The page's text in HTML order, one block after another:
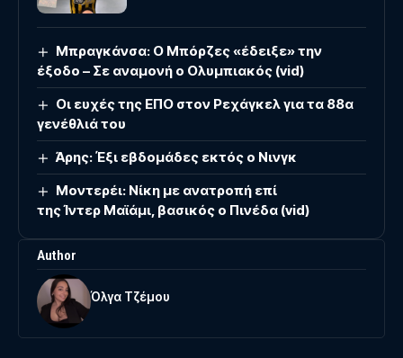
Μπραγκάνσα: Ο Μπόρζες «έδειξε» την
έξοδο – Σε αναμονή ο Ολυμπιακός (vid)
Οι ευχές της ΕΠΟ στον Ρεχάγκελ για τα 88α
γενέθλιά του
Άρης: Έξι εβδομάδες εκτός ο Νινγκ
Μοντερέι: Νίκη με ανατροπή επί
της Ίντερ Μαϊάμι, βασικός ο Πινέδα (vid)
Author
Όλγα Τζέμου